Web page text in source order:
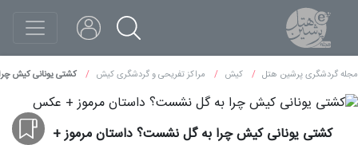
مجله گردشگری پرشین هتل کیش مراکز تفریحی و گردشگری کیش کشتی یونانی کیش
کشتی یونانی کیش چرا به گل نشست؟ داستان مرموز +